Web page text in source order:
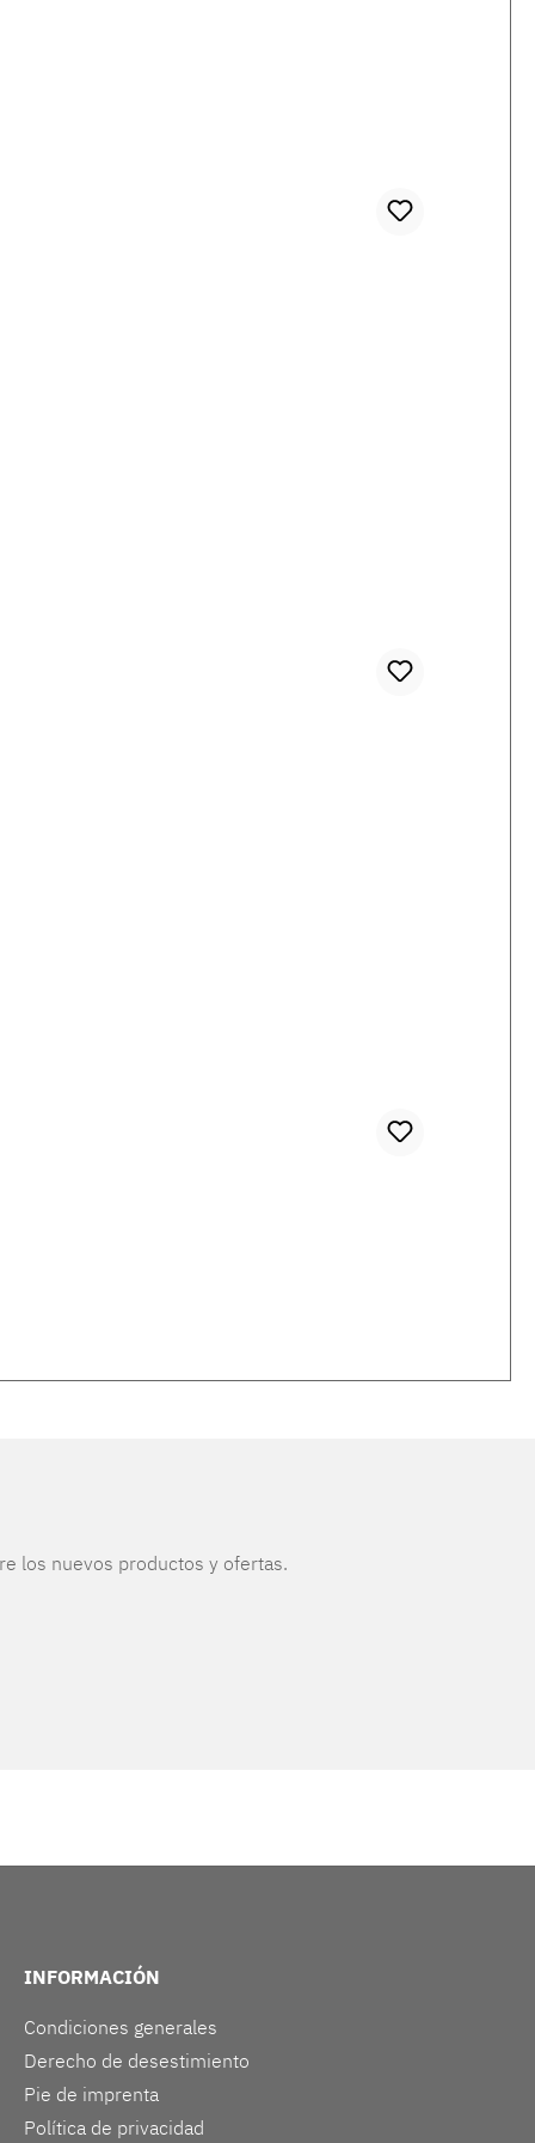
los nuevos productos y ofertas.
INFORMACIÓN
Condiciones generales
Derecho de desestimiento
Pie de imprenta
Política de privacidad